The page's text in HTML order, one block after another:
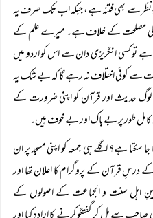
نظر سے بھی فتنہ ہے، جبکہ اب تک صرف یہ
کی مصلحت کے خلاف ہے۔ میرے علم کے
تو کسی انگریزی دان سے اس کو اردو میں
سے کوئی اختلاف نہ رہے گا کہ بے شک یہ
لوگ حدیث اور قرآن کو اپنی ضرورت کے
طور پر بے باک اور بے خوف ہیں۔
جا سکتا ہے؟ اگلے ہی جمعہ کو اپنی مسجد پر ان
درسِ قرآن کے پروگرام کا اعلان تھا اور
اہل سنت و الجماعت کے اصولوں کے